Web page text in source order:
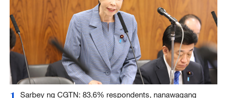
1
Sarbey ng CGTN: 83.6% respondents, nanawagang